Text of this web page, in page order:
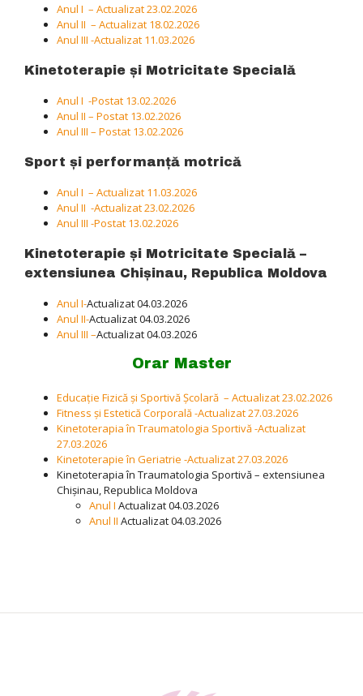
Anul I – Actualizat 23.02.2026
Anul II – Actualizat 18.02.2026
Anul III -Actualizat 11.03.2026
Kinetoterapie și Motricitate Specială
Anul I -Postat 13.02.2026
Anul II – Postat 13.02.2026
Anul III – Postat 13.02.2026
Sport și performanță motrică
Anul I – Actualizat 11.03.2026
Anul II -Actualizat 23.02.2026
Anul III -Postat 13.02.2026
Kinetoterapie și Motricitate Specială –
extensiunea Chișinau, Republica Moldova
Anul I-Actualizat 04.03.2026
Anul II-Actualizat 04.03.2026
Anul III –Actualizat 04.03.2026
Orar Master
Educație Fizică și Sportivă Școlară – Actualizat 23.02.2026
Fitness și Estetică Corporală -Actualizat 27.03.2026
Kinetoterapia în Traumatologia Sportivă -Actualizat
27.03.2026
Kinetoterapie în Geriatrie -Actualizat 27.03.2026
Kinetoterapia în Traumatologia Sportivă – extensiunea
Chișinau, Republica Moldova
Anul I Actualizat 04.03.2026
Anul II Actualizat 04.03.2026